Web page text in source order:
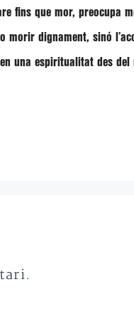
fins que mor, preocupa
morir dignament, sinó
una espiritualitat des